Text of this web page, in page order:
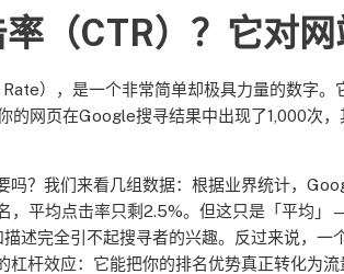
（CTR）？它对网
），是一个非常简单却极具力量的数字。
的网页在Google搜寻结果中出现了1,000次
吗？我们来看几组数据：根据业界统计，
，平均点击率只剩2.5%。但这只是「平均
述完全引不起搜寻者的兴趣。反过来说，一
杆效应：它能把你的排名优势真正转化为流